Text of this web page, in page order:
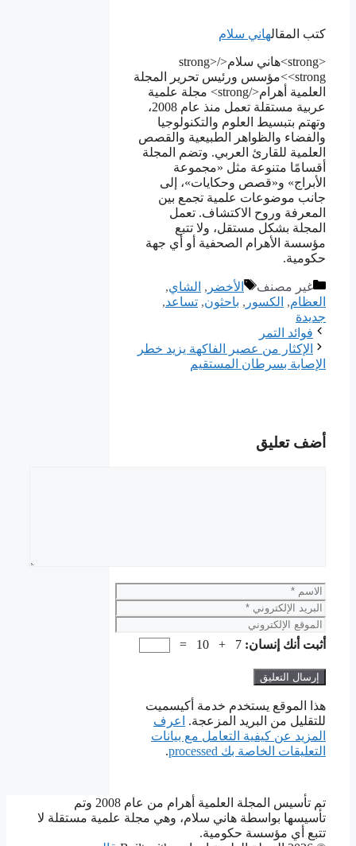
كتب المقالهاني سلام
<strong>هاني سلام</strong>
<strong>مؤسس ورئيس تحرير المجلة
العلمية أهرام</strong> مجلة علمية
عربية مستقلة تعمل منذ عام 2008،
وتهتم بتبسيط العلوم والتكنولوجيا
والفضاء والظواهر الطبيعية والقصص
العلمية للقارئ العربي. وتضم المجلة
أقسامًا متنوعة مثل «مجموعة
الأبراج» و«قصص وحكايات»، إلى
جانب موضوعات علمية تجمع بين
المعرفة وروح الاكتشاف. تعمل
المجلة بشكل مستقل، ولا تتبع
مؤسسة الأهرام الصحفية أو أي جهة
حكومية.
التصنيفات
غير مصنف الوسوم
الأخضر , الشاي,
العظام, الكسور , باحثون, تساعد,
جديدة
فوائد التمر‎
الإكثار من عصير الفاكهة يزيد خطر
الإصابة بسرطان المستقيم‎
أضف تعليق
الاسم
البريد
الإلكتروني
الموقع
الإلكتروني
أثبت أنك إنسان: 7 + 10 =
هذا الموقع يستخدم خدمة أكيسميت
للتقليل من البريد المزعجة.
اعرف
المزيد عن كيفية التعامل مع بيانات
التعليقات الخاصة بك processed
.
تم تأسيس المجلة العلمية أهرام من عام 2008 وتم
تأسيسها بواسطة هاني سلام، وهي مجلة علمية مستقلة لا
تتبع أي مؤسسة حكومية.